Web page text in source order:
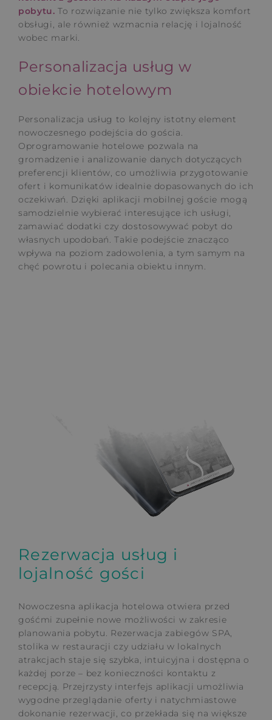
pobytu.To rozwiązanie nie tylko zwiększa komfort
obsługi, ale również wzmacnia relację i lojalność
wobec marki.
Personalizacja usług w
obiekcie hotelowym
Personalizacja usług to kolejny istotny element
nowoczesnego podejścia do gościa.
Oprogramowanie hotelowe pozwala na
gromadzenie i analizowanie danych dotyczących
preferencji klientów, co umożliwia przygotowanie
ofert i komunikatów idealnie dopasowanych do ich
oczekiwań. Dzięki aplikacji mobilnej goście mogą
samodzielnie wybierać interesujące ich usługi,
zamawiać dodatki czy dostosowywać pobyt do
własnych upodobań. Takie podejście znacząco
wpływa na poziom zadowolenia, a tym samym na
chęć powrotu i polecania obiektu innym.
Rezerwacja usług i
lojalność gości
Nowoczesna aplikacja hotelowa otwiera przed
gośćmi zupełnie nowe możliwości w zakresie
planowania pobytu. Rezerwacja zabiegów SPA,
stolika w restauracji czy udziału w lokalnych
atrakcjach staje się szybka, intuicyjna i dostępna o
każdej porze – bez konieczności kontaktu z
recepcją. Przejrzysty interfejs aplikacji umożliwia
wygodne przeglądanie oferty i natychmiastowe
dokonanie rezerwacji, co przekłada się na większe